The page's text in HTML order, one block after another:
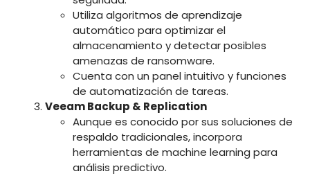
Utiliza algoritmos de aprendizaje
automático para optimizar el
almacenamiento y detectar posibles
amenazas de ransomware.
Cuenta con un panel intuitivo y funciones
de automatización de tareas.
Veeam Backup & Replication
Aunque es conocido por sus soluciones de
respaldo tradicionales, incorpora
herramientas de machine learning para
análisis predictivo.